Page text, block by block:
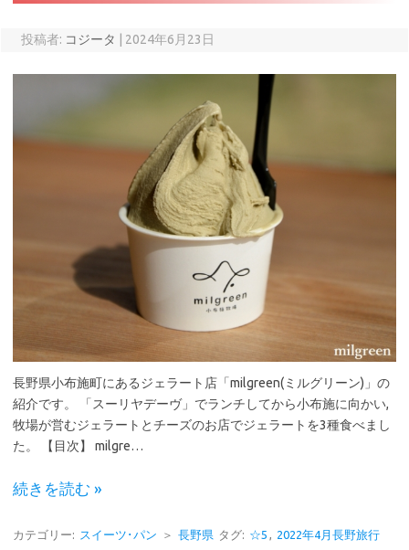
投稿者: コジータ 2024年6月23日
長野県小布施町にあるジェラート店「milgreen(ミルグリーン)」の
紹介です。 「スーリヤデーヴ」でランチしてから小布施に向かい,
牧場が営むジェラートとチーズのお店でジェラートを3種食べまし
た。 【目次】 milgre…
続きを読む »
カテゴリー: スイーツ･パン ＞ 長野県 タグ: ☆5 , 2022年4月長野旅行